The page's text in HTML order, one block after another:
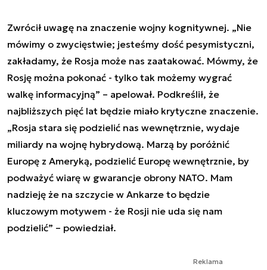
Zwrócił uwagę na znaczenie wojny kognitywnej. „Nie
mówimy o zwycięstwie; jesteśmy dość pesymistyczni,
zakładamy, że Rosja może nas zaatakować. Mówmy, że
Rosję można pokonać - tylko tak możemy wygrać
walkę informacyjną” – apelował. Podkreślił, że
najbliższych pięć lat będzie miało krytyczne znaczenie.
„Rosja stara się podzielić nas wewnętrznie, wydaje
miliardy na wojnę hybrydową. Marzą by poróżnić
Europę z Ameryką, podzielić Europę wewnętrznie, by
podważyć wiarę w gwarancje obrony NATO. Mam
nadzieję że na szczycie w Ankarze to będzie
kluczowym motywem - że Rosji nie uda się nam
podzielić” – powiedział.
Reklama